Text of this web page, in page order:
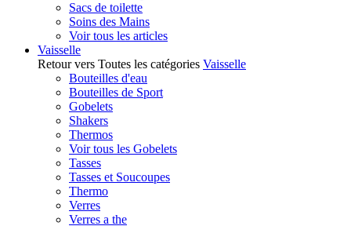
Sacs de toilette
Soins des Mains
Voir tous les articles
Vaisselle
Retour vers Toutes les catégories Vaisselle
Bouteilles d'eau
Bouteilles de Sport
Gobelets
Shakers
Thermos
Voir tous les Gobelets
Tasses
Tasses et Soucoupes
Thermo
Verres
Verres a the